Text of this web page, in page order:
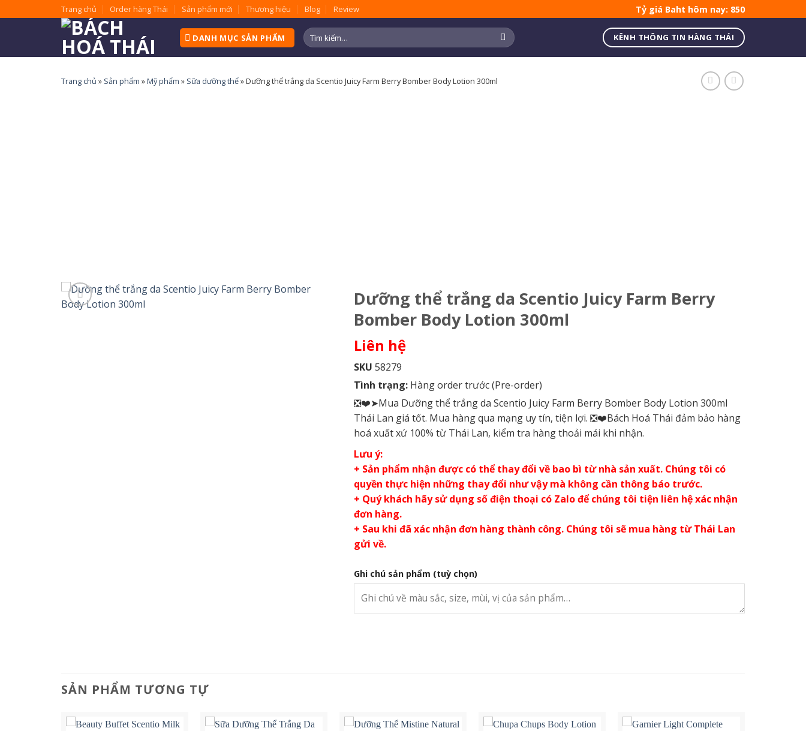
to
Trang chủ Order hàng Thái Sản phẩm mới Thương hiệu Blog Review Tỷ giá Baht hôm nay: 850
DANH MỤC SẢN PHẨM
Tìm
kiếm:
KÊNH THÔNG TIN HÀNG THÁI
Trang chủ » Sản phẩm »Mỹ phẩm » Sữa dưỡng thể»Dưỡng thể trắng da Scentio Juicy Farm Berry Bomber Body Lotion 300ml
Dưỡng thể trắng da Scentio Juicy Farm Berry
Bomber Body Lotion 300ml
Liên hệ
SKU 58279
Tình trạng: Hàng order trước (Pre-order)
❎❤️➤Mua Dưỡng thể trắng da Scentio Juicy Farm Berry Bomber Body Lotion 300ml
Thái Lan giá tốt. Mua hàng qua mạng uy tín, tiện lợi. ❎❤️Bách Hoá Thái đảm bảo hàng
hoá xuất xứ 100% từ Thái Lan, kiểm tra hàng thoải mái khi nhận.
Lưu ý:
+ Sản phẩm nhận được có thể thay đổi về bao bì từ nhà sản xuất. Chúng tôi có
quyền thực hiện những thay đổi như vậy mà không cần thông báo trước.
+ Quý khách hãy sử dụng số điện thoại có Zalo để chúng tôi tiện liên hệ xác nhận
đơn hàng.
+ Sau khi đã xác nhận đơn hàng thành công. Chúng tôi sẽ mua hàng từ Thái Lan
gửi về.
Ghi chú sản phẩm (tuỳ chọn)
SẢN PHẨM TƯƠNG TỰ